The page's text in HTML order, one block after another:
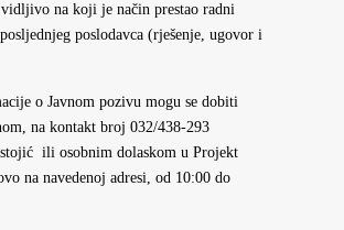
na koji je način prestao radni
poslodavca (rješenje, ugovor i
o Javnom pozivu mogu se dobiti
na kontakt broj 032/438-293
ili osobnim dolaskom u Projekt
na navedenoj adresi, od 10:00 do